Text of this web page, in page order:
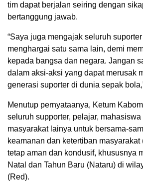
tim dapat berjalan seiring dengan
bertanggung jawab.
“Saya juga mengajak seluruh
menghargai satu sama lain, demi
kepada bangsa dan negara. Jangan
dalam aksi-aksi yang dapat merusak
generasi suporter di dunia sepak
Menutup pernyataanya, Ketum
seluruh supporter, pelajar,
masyarakat lainya untuk bersama-
keamanan dan ketertiban masyarakat
tetap aman dan kondusif, khususnya
Natal dan Tahun Baru (Nataru) di
(Red).